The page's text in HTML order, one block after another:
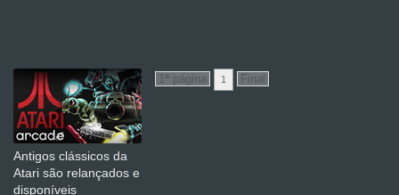
Antigos clássicos da
Atari são relançados e
disponíveis
1